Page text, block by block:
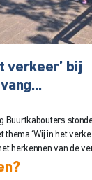
verkeer’ bij
Buurtkabouters
thema ‘Wij in het
herkennen van de